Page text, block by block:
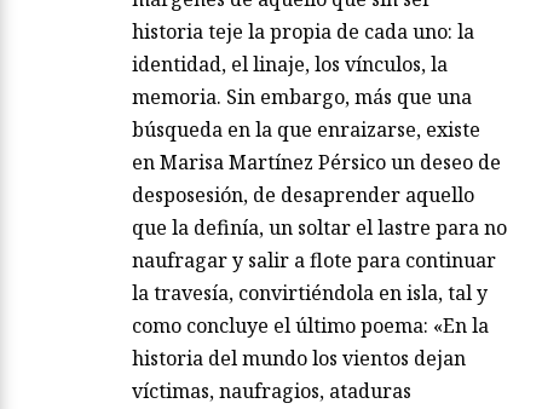
historia teje la propia de cada uno: la
identidad, el linaje, los vínculos, la
memoria. Sin embargo, más que una
búsqueda en la que enraizarse, existe
en Marisa Martínez Pérsico un deseo de
desposesión, de desaprender aquello
que la definía, un soltar el lastre para no
naufragar y salir a flote para continuar
la travesía, convirtiéndola en isla, tal y
como concluye el último poema: «En la
historia del mundo los vientos dejan
víctimas, naufragios, ataduras